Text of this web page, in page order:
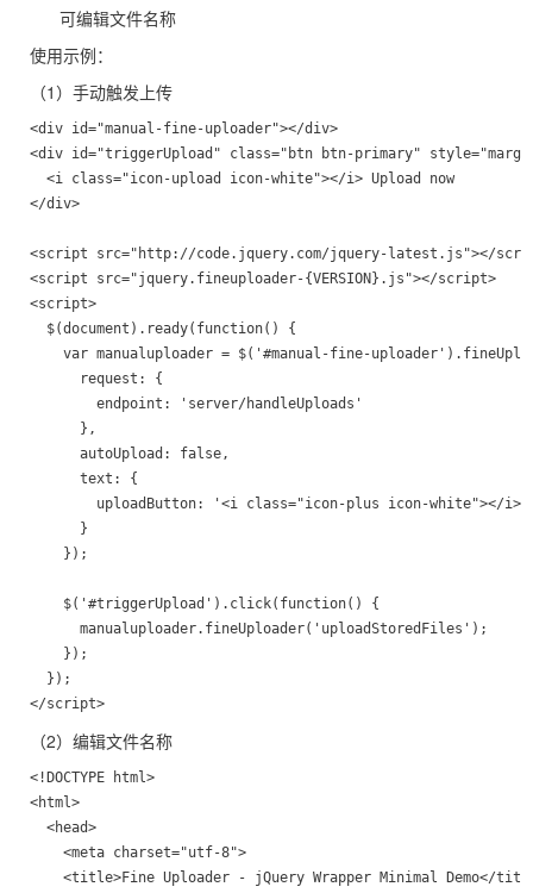
可编辑文件名称
使用示例：
（1）手动触发上传
<div id="manual-fine-uploader"></div>
<div id="triggerUpload" class="btn btn-primary"
  <i class="icon-upload icon-white"></i> Upload now
</div>
<script src="http://code.jquery.com/jquery-latest.js"></
<script src="jquery.fineuploader-{VERSION}.js"></script>
<script>
  $(document).ready(function() {
var manualuploader = $('#manual-fine-
      request: {
        endpoint: 'server/handleUploads'
      },
      autoUpload: false,
      text: {
uploadButton: '<i class="icon-plus icon-white"></i>
      }
    });
    $('#triggerUpload').click(function() {
      manualuploader.fineUploader('uploadStoredFiles');
    });
  });
</script>
（2）编辑文件名称
<!DOCTYPE html>
<html>
  <head>
    <meta charset="utf-8">
<title>Fine Uploader - jQuery Wrapper Minimal Demo</